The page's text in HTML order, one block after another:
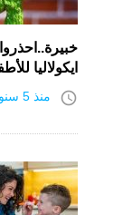
ايكولاليا
access_time منذ 5 سنوات